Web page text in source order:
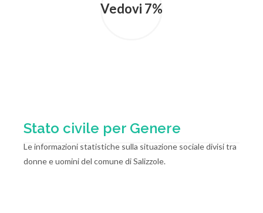
Vedovi 7%
Stato civile per Genere
Le informazioni statistiche sulla situazione sociale divisi tra
donne e uomini del comune di Salizzole.